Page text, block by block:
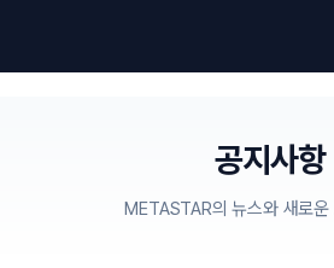
공지사항
METASTAR의 뉴스와 새로운